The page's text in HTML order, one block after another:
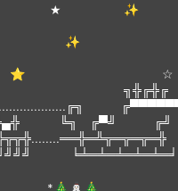
★ ✨
* ✨
☆
❄
╔▀╝
╘╧═╧═╧═╧═╧═╛
*🎄⛄🎄